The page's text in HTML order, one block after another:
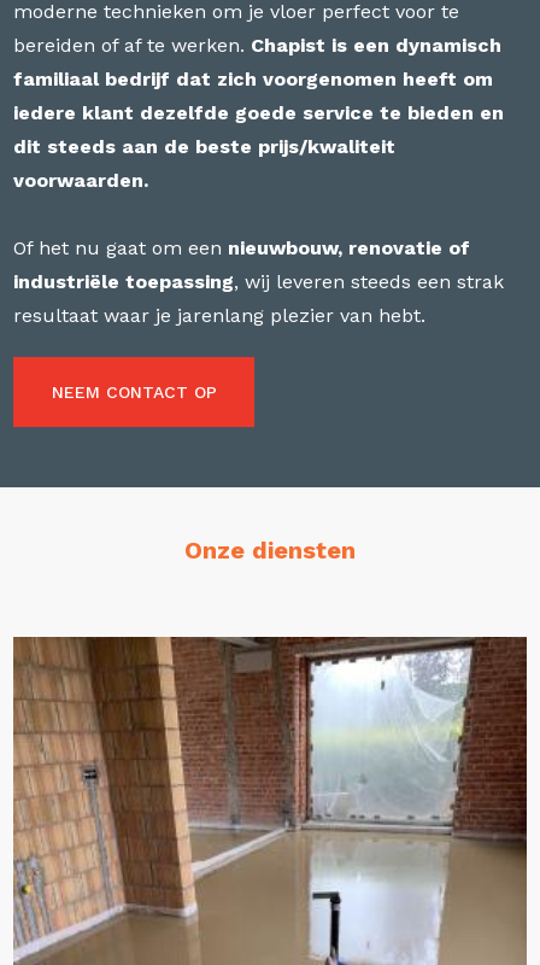
moderne technieken om je vloer perfect voor te
bereiden of af te werken. Chapist is een dynamisch
familiaal bedrijf dat zich voorgenomen heeft om
iedere klant dezelfde goede service te bieden en
dit steeds aan de beste prijs/kwaliteit
voorwaarden.
Of het nu gaat om een nieuwbouw, renovatie of
industriële toepassing, wij leveren steeds een strak
resultaat waar je jarenlang plezier van hebt.
NEEM CONTACT OP
Onze diensten